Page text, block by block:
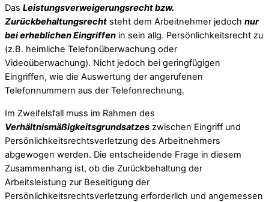
Das Leistungsverweigerungsrecht bzw.
Zurückbehaltungsrecht steht dem Arbeitnehmer jedoch nur
bei erheblichen Eingriffen in sein allg. Persönlichkeitsrecht zu
(z.B. heimliche Telefonüberwachung oder
Videoüberwachung). Nicht jedoch bei geringfügigen
Eingriffen, wie die Auswertung der angerufenen
Telefonnummern aus der Telefonrechnung.
Im Zweifelsfall muss im Rahmen des
Verhältnismäßigkeitsgrundsatzes zwischen Eingriff und
Persönlichkeitsrechtsverletzung des Arbeitnehmers
abgewogen werden. Die entscheidende Frage in diesem
Zusammenhang ist, ob die Zurückbehaltung der
Arbeitsleistung zur Beseitigung der
Persönlichkeitsrechtsverletzung erforderlich und angemessen